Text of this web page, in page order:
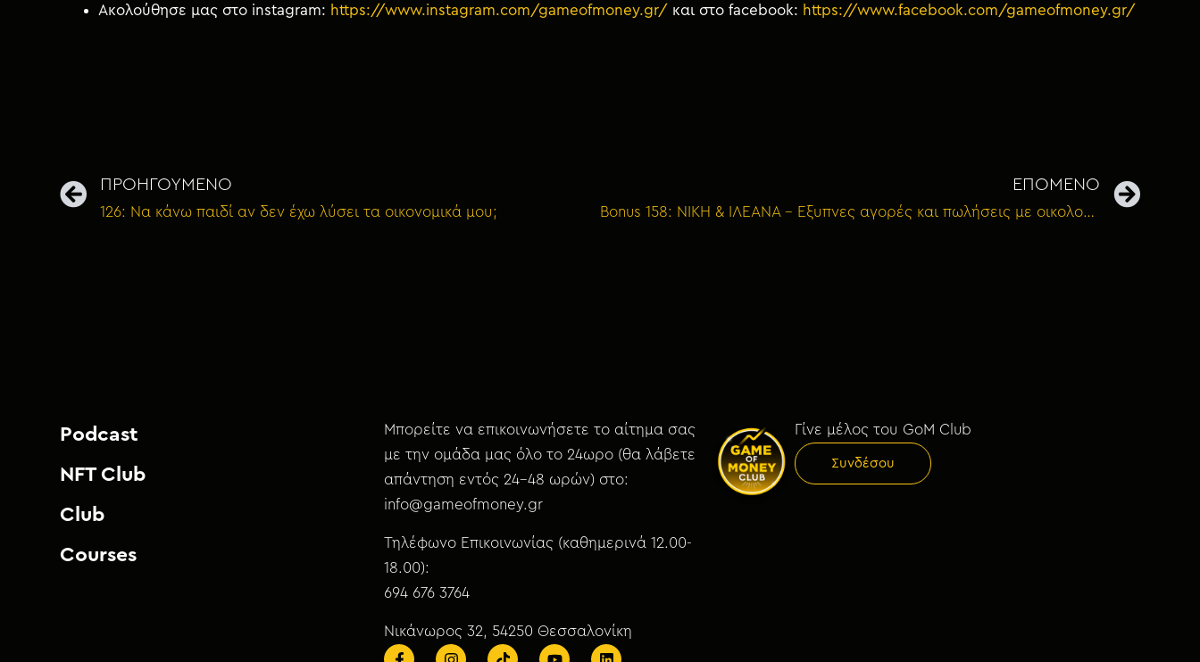
Ακολούθησε μας στο instagram: https://www.instagram.com/gameofmoney.gr/ και στο facebook: https://www.facebook.com/gameofmoney.gr/
ΠΡΟΗΓΟΥΜΕΝΟ
126: Να κάνω παιδί αν δεν έχω λύσει τα οικονομικά μου;
ΕΠΟΜΕΝΟ
Bonus 158: ΝΙΚΗ & ΙΛΕΑΝΑ – Έξυπνες αγορές και πωλήσεις με οικολογικό αντίκτυπο
Podcast
NFT Club
Club
Courses
Μπορείτε να επικοινωνήσετε το αίτημα σας
με την ομάδα μας όλο το 24ωρο (θα λάβετε
απάντηση εντός 24-48 ωρών) στο:
info@gameofmoney.gr
Τηλέφωνο Επικοινωνίας (καθημερινά 12.00-
18.00):
694 676 3764
Νικάνωρος 32, 54250 Θεσσαλονίκη
Γίνε μέλος του GoM Club
Συνδέσου